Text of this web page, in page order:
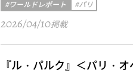
#ワールドレポート #パリ
2026/04/10掲載
『ル・パルク』＜パリ・